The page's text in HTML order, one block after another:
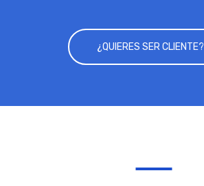
¿QUIERES SER CLIENTE?